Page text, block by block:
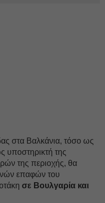
στα Βαλκάνια, τόσο ως
υποστηρικτή της
της περιοχής, θα
επαφών του
σε Βουλγαρία και